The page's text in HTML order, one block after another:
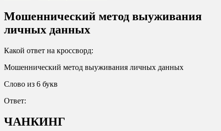
Мошеннический метод выуживания
личных данных
Какой ответ на кроссворд:
Мошеннический метод выуживания личных данных
Слово из 6 букв
Ответ:
ЧАНКИНГ